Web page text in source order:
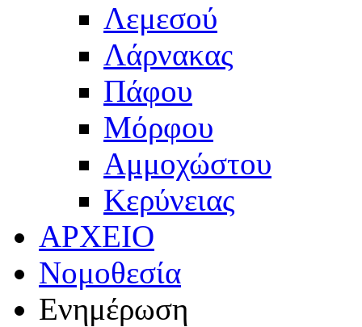
Λεμεσού
Λάρνακας
Πάφου
Μόρφου
Αμμοχώστου
Κερύνειας
ΑΡΧΕΙΟ
Νομοθεσία
Ενημέρωση